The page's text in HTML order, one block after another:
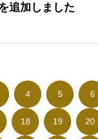
追加しました
4 5 6
18 19 20